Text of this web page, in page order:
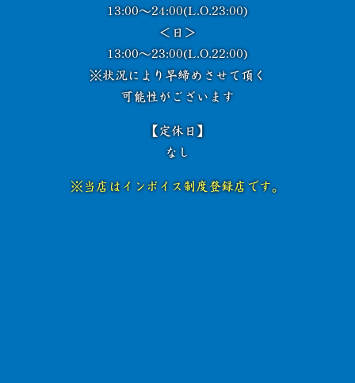
13:00～24:00(L.O.23:00)
＜日＞
13:00～23:00(L.O.22:00)
※状況により早締めさせて頂く
可能性がございます
【定休日】
なし
※当店はインボイス制度登録店です。